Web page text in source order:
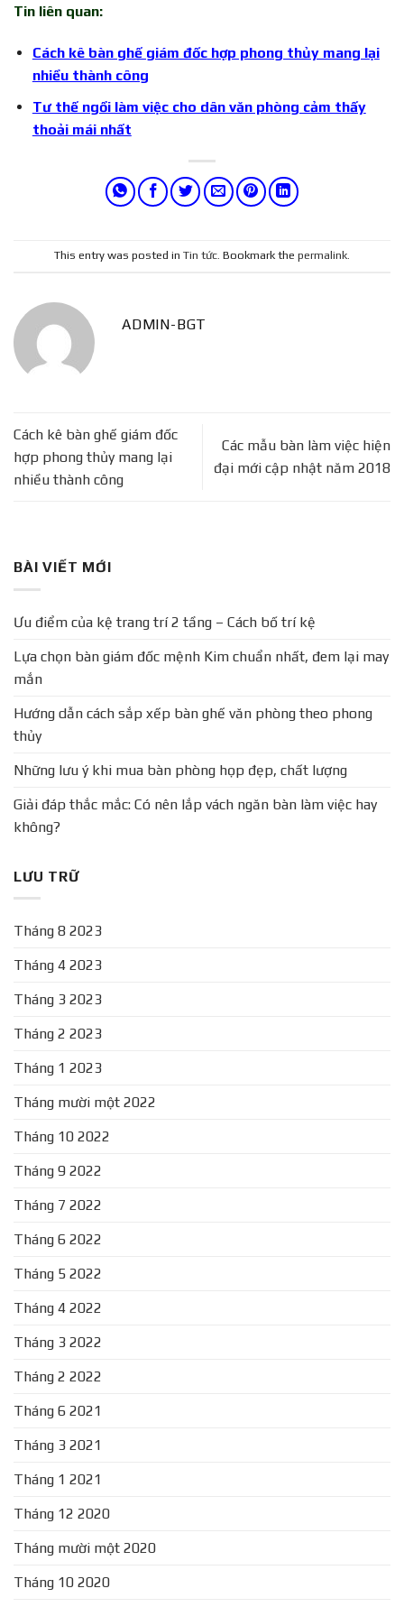
Tin liên quan:
Cách kê bàn ghế giám đốc hợp phong thủy mang lại
nhiều thành công
Tư thế ngồi làm việc cho dân văn phòng cảm thấy
thoải mái nhất
This entry was posted in Tin tức. Bookmark the permalink.
ADMIN-BGT
Cách kê bàn ghế giám đốc
hợp phong thủy mang lại
nhiều thành công
Các mẫu bàn làm việc hiện
đại mới cập nhật năm 2018
BÀI VIẾT MỚI
Ưu điểm của kệ trang trí 2 tầng – Cách bố trí kệ
Lựa chọn bàn giám đốc mệnh Kim chuẩn nhất, đem lại may
mắn
Hướng dẫn cách sắp xếp bàn ghế văn phòng theo phong
thủy
Những lưu ý khi mua bàn phòng họp đẹp, chất lượng
Giải đáp thắc mắc: Có nên lắp vách ngăn bàn làm việc hay
không?
LƯU TRỮ
Tháng 8 2023
Tháng 4 2023
Tháng 3 2023
Tháng 2 2023
Tháng 1 2023
Tháng mười một 2022
Tháng 10 2022
Tháng 9 2022
Tháng 7 2022
Tháng 6 2022
Tháng 5 2022
Tháng 4 2022
Tháng 3 2022
Tháng 2 2022
Tháng 6 2021
Tháng 3 2021
Tháng 1 2021
Tháng 12 2020
Tháng mười một 2020
Tháng 10 2020